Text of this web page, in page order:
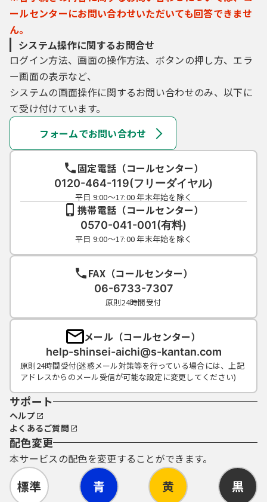
ールセンターにお問い合わせいただいても回答できませ
ん。
システム操作に関するお問合せ
ログイン方法、画面の操作方法、ボタンの押し方、エラ
ー画面の表示など、
システムの画面操作に関するお問い合わせのみ、以下に
て受け付けています。
フォームでお問い合わせ
固定電話（コールセンター）
0120-464-119(フリーダイヤル)
平日 9:00～17:00 年末年始を除く
携帯電話（コールセンター）
0570-041-001(有料)
平日 9:00～17:00 年末年始を除く
FAX（コールセンター）
06-6733-7307
原則24時間受付
メール（コールセンター）
help-shinsei-aichi@s-kantan.com
原則24時間受付(迷惑メール対策等を行っている場合には、上記
アドレスからのメール受信が可能な設定に変更してください)
サポート
ヘルプ
よくあるご質問
配色変更
本サービスの配色を変更することができます。
標準 青 黄 黒